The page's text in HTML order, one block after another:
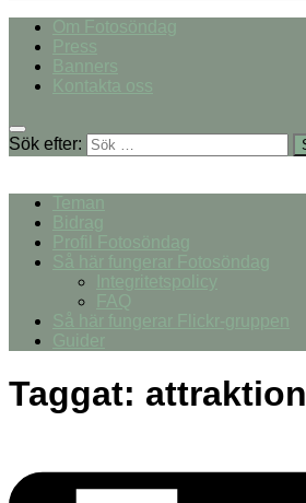
Om Fotosöndag
Press
Banners
Kontakta oss
Sök efter:
Teman
Bidrag
Profil Fotosöndag
Så här fungerar Fotosöndag
Integritetspolicy
FAQ
Så här fungerar Flickr-gruppen
Guider
Taggat: attraktion